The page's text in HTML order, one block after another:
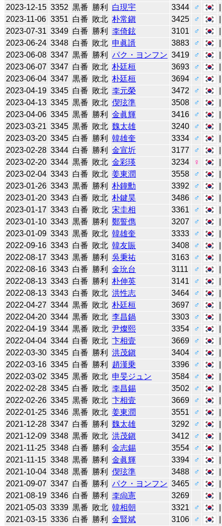
2023-12-15 3352 黒番 勝利 白現宇 3344 ♂
2023-11-06 3351 白番 敗北 朴常鎭 3425 ♂
2023-07-31 3349 白番 勝利 李倚鉉 3101 ♂
2023-06-24 3348 白番 敗北 申眞諝 3883 ♂
2023-06-08 3347 黒番 勝利 パク・ヨンフン 3419 ♂
2023-06-07 3347 白番 敗北 朴廷桓 3693 ♂
2023-06-04 3347 黒番 敗北 朴廷桓 3694 ♂
2023-04-19 3345 白番 敗北 李元榮 3472 ♂
2023-04-13 3345 黒番 敗北 偰玹準 3508 ♂
2023-04-06 3345 黒番 勝利 金眞輝 3416 ♂
2023-03-21 3345 黒番 敗北 魏太雄 3240 ♂
2023-03-20 3345 白番 勝利 韓雄奎 3334 ♂
2023-02-28 3344 白番 勝利 金宣圻 3177 ♂
2023-02-20 3344 黒番 敗北 金彩瑛 3234 ♀
2023-02-04 3343 白番 敗北 姜東潤 3558 ♂
2023-01-26 3343 黒番 勝利 朴鐘勳 3392 ♂
2023-01-20 3343 白番 敗北 朴鍵昊 3486 ♂
2023-01-17 3343 白番 敗北 宋圭相 3361 ♂
2023-01-10 3343 黒番 勝利 鄭誓儁 3207 ♂
2023-01-09 3343 黒番 敗北 韓雄奎 3333 ♂
2022-09-16 3343 白番 敗北 韓友賑 3408 ♂
2022-08-17 3343 黒番 勝利 吳秉祐 3163 ♂
2022-08-16 3343 白番 勝利 金玧台 3111 ♂
2022-08-13 3343 白番 勝利 朴伸英 3141 ♂
2022-08-13 3343 白番 敗北 洪性志 3464 ♂
2022-04-27 3344 黒番 敗北 朴廷桓 3697 ♂
2022-04-20 3344 黒番 敗北 李昌鍋 3303 ♂
2022-04-19 3344 黒番 敗北 尹燦熙 3354 ♂
2022-04-04 3344 白番 敗北 卞相壹 3669 ♂
2022-03-30 3345 白番 勝利 洪茂鎭 3404 ♂
2022-03-16 3345 白番 勝利 趙漢乗 3396 ♂
2022-03-02 3345 黒番 敗北 申旻ジュン 3584 ♂
2022-02-28 3345 白番 敗北 李昌錫 3502 ♂
2022-02-26 3345 黒番 敗北 卞相壹 3669 ♂
2022-01-25 3346 黒番 敗北 姜東潤 3551 ♂
2021-12-28 3347 白番 勝利 魏太雄 3292 ♂
2021-12-09 3348 黒番 敗北 洪茂鎭 3412 ♂
2021-11-25 3348 白番 勝利 金志錫 3554 ♂
2021-11-15 3348 黒番 勝利 金眞輝 3394 ♂
2021-10-04 3348 黒番 勝利 偰玹準 3488 ♂
2021-09-07 3347 白番 勝利 パク・ヨンフン 3465 ♂
2021-08-19 3346 白番 勝利 李尙憲 3269
2021-05-03 3339 黒番 敗北 韓相朝 3321 ♂
2021-03-15 3336 白番 勝利 金賢斌 3106 ♂